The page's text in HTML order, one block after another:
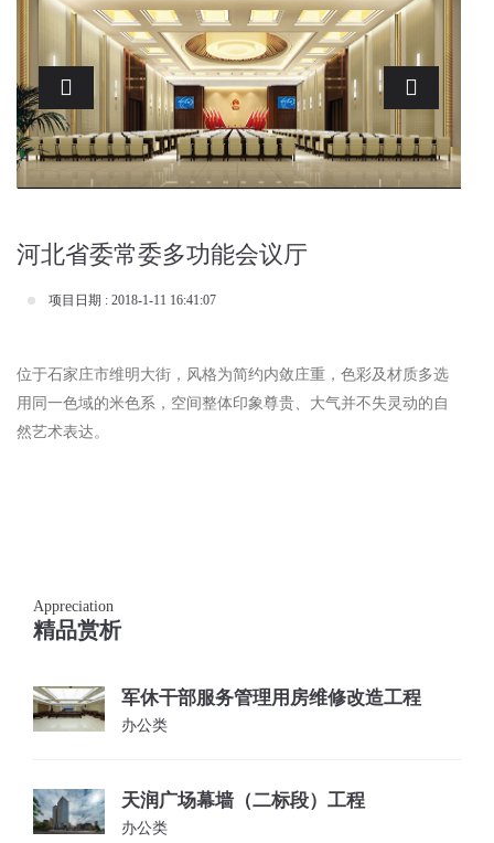
Previous Next
河北省委常委多功能会议厅
项目日期 : 2018-1-11 16:41:07
位于石家庄市维明大街，风格为简约内敛庄重，色彩及材质多选
用同一色域的米色系，空间整体印象尊贵、大气并不失灵动的自
然艺术表达。
Appreciation
精品赏析
军休干部服务管理用房维修改造工程
办公类
天润广场幕墙（二标段）工程
办公类